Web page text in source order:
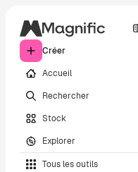
Créer
Accueil
Rechercher
Stock
Explorer
Tous les outils